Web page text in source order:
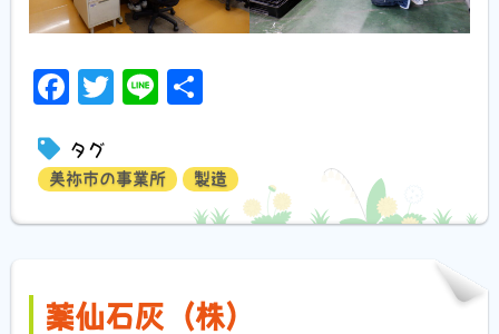
Facebook
Twitter
Line
タグ
美祢市の事業所 製造
薬仙石灰（株）